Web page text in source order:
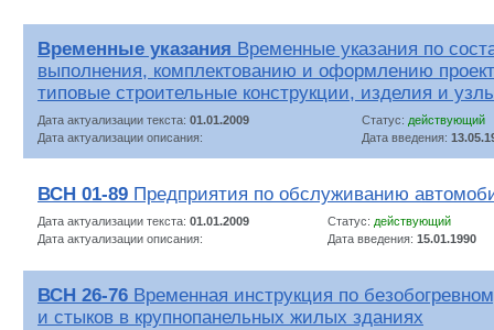
Временные указания Временные указания по
выполнения, комплектованию и оформлению
типовые строительные конструкции, изделия и
Дата актуализации текста: 01.01.2009 Статус: действующий
Дата актуализации описания:
Дата введения:
ВСН 01-89 Предприятия по обслуживанию
Дата актуализации текста: 01.01.2009 Статус: действующий
Дата актуализации описания:
Дата введения: 15.01.1990
ВСН 26-76 Временная инструкция по
и стыков в крупнопанельных жилых зданиях